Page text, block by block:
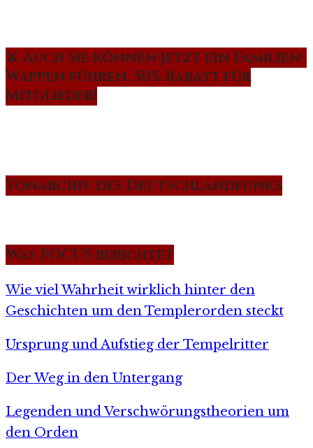
⚔️ Auch Sie können jetzt ein Familien-
Wappen führen. 50% Rabatt für
Mitglieder!
Tonarchiv des Deutschlandfunks
Was FOCUS berichtet
Wie viel Wahrheit wirklich hinter den
Geschichten um den Templerorden steckt
Ursprung und Aufstieg der Tempelritter
Der Weg in den Untergang
Legenden und Verschwörungstheorien um
den Orden